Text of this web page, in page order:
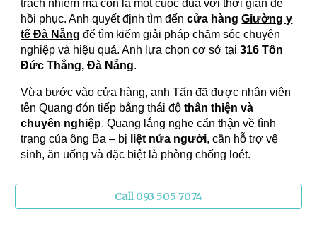
trách nhiệm mà còn là một cuộc đua với thời gian để
hồi phục. Anh quyết định tìm đếncửa hàngGiường y
tế Đà Nẵng để tìm kiếm giải pháp chăm sóc chuyên
nghiệp và hiệu quả. Anh lựa chọn cơ sở tại316 Tôn
Đức Thắng, Đà Nẵng.
Vừa bước vào cửa hàng, anh Tấn đã được nhân viên
tên Quang đón tiếp bằng thái độthân thiện và
chuyên nghiệp. Quang lắng nghe cẩn thận về tình
trạng của ông Ba – bị liệt nửa người, cần hỗ trợ vệ
sinh, ăn uống và đặc biệt là phòng chống loét.
Call 093 505 7074